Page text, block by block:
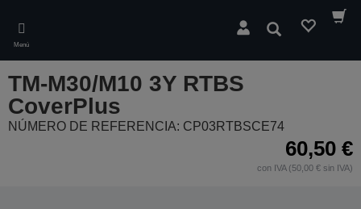
main
content
Menú
Buscar
TM-M30/M10 3Y RTBS
CoverPlus
NÚMERO DE REFERENCIA: CP03RTBSCE74
60,50 €
con IVA (50,00 € sin IVA)